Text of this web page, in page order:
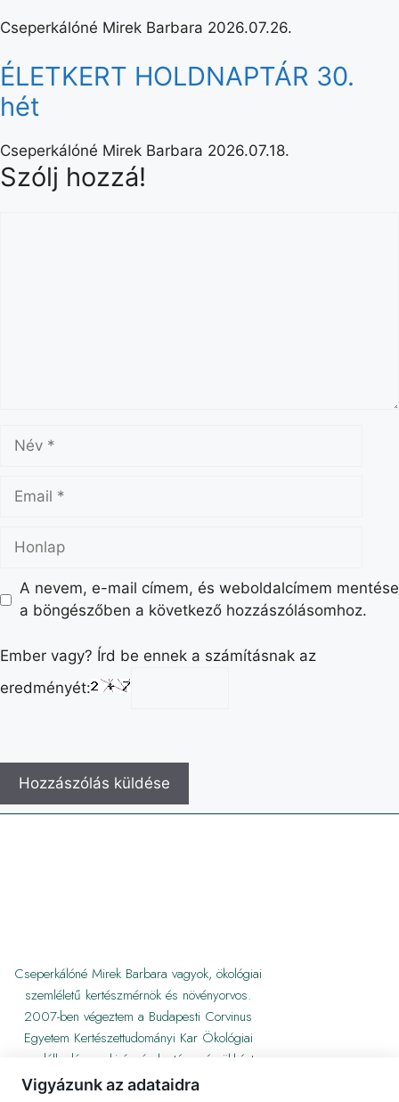
Cseperkálóné Mirek Barbara 2026.07.26.
ÉLETKERT HOLDNAPTÁR 30.
hét
Cseperkálóné Mirek Barbara 2026.07.18.
Szólj hozzá!
A nevem, e-mail címem, és weboldalcímem mentése
a böngészőben a következő hozzászólásomhoz.
Ember vagy? Írd be ennek a számításnak az
eredményét:
Cseperkálóné Mirek Barbara vagyok, ökológiai
szemléletű kertészmérnök és növényorvos.
2007-ben végeztem a Budapesti Corvinus
Egyetem Kertészettudományi Kar Ökológiai
gazdálkodás szakirányán kertészmérnökként,
majd 2012-ben Gödöllőn növényorvosként.
Vigyázunk az adataidra